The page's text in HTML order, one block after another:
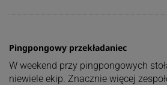
Pingpongowy przekładaniec
W weekend przy pingpongowych
niewiele ekip. Znacznie więcej